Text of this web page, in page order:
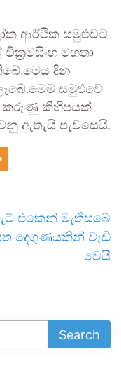
ආර්ථික සමුළුවට
මහතා
දින
සමුළුවේ
කරුණු කිහිපයක්
ඇතැයි පැවසෙයි.
එකෙන් මැතිසබේ
දෙගුණයකින් වැඩි
වෙයි